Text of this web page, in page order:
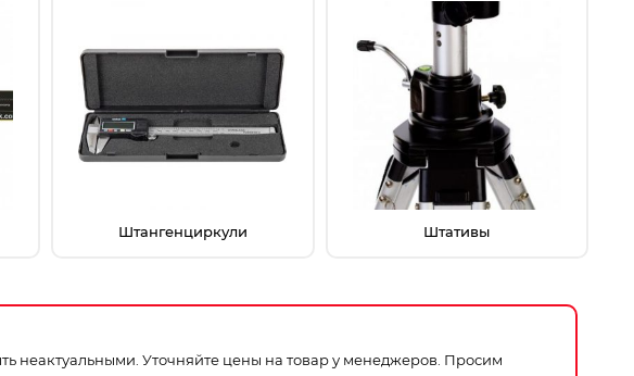
Штангенциркули Штативы
неактуальными. Уточняйте цены на товар у менеджеров. Просим